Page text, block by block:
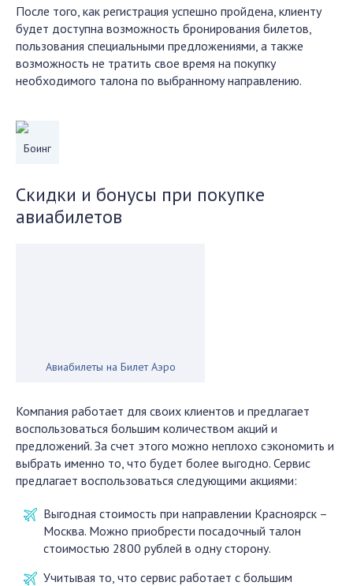
После того, как регистрация успешно пройдена, клиенту
будет доступна возможность бронирования билетов,
пользования специальными предложениями, а также
возможность не тратить свое время на покупку
необходимого талона по выбранному направлению.
Боинг
Скидки и бонусы при покупке
авиабилетов
Авиабилеты на Билет Аэро
Компания работает для своих клиентов и предлагает
воспользоваться большим количеством акций и
предложений. За счет этого можно неплохо сэкономить и
выбрать именно то, что будет более выгодно. Сервис
предлагает воспользоваться следующими акциями:
Выгодная стоимость при направлении Красноярск –
Москва. Можно приобрести посадочный талон
стоимостью 2800 рублей в одну сторону.
Учитывая то, что сервис работает с большим